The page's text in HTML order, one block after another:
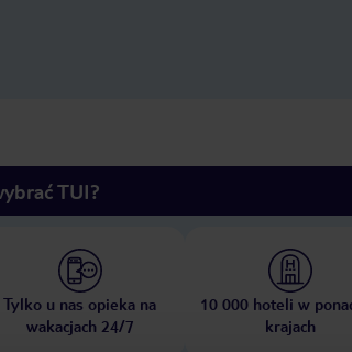
TUI?
Tylko u nas opieka na
wakacjach 24/7
10 000 hoteli w
krajach